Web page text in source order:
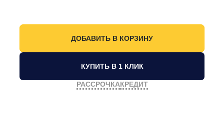
КУПИТЬ В 1 КЛИК
РАССРОЧКАКРЕДИТ